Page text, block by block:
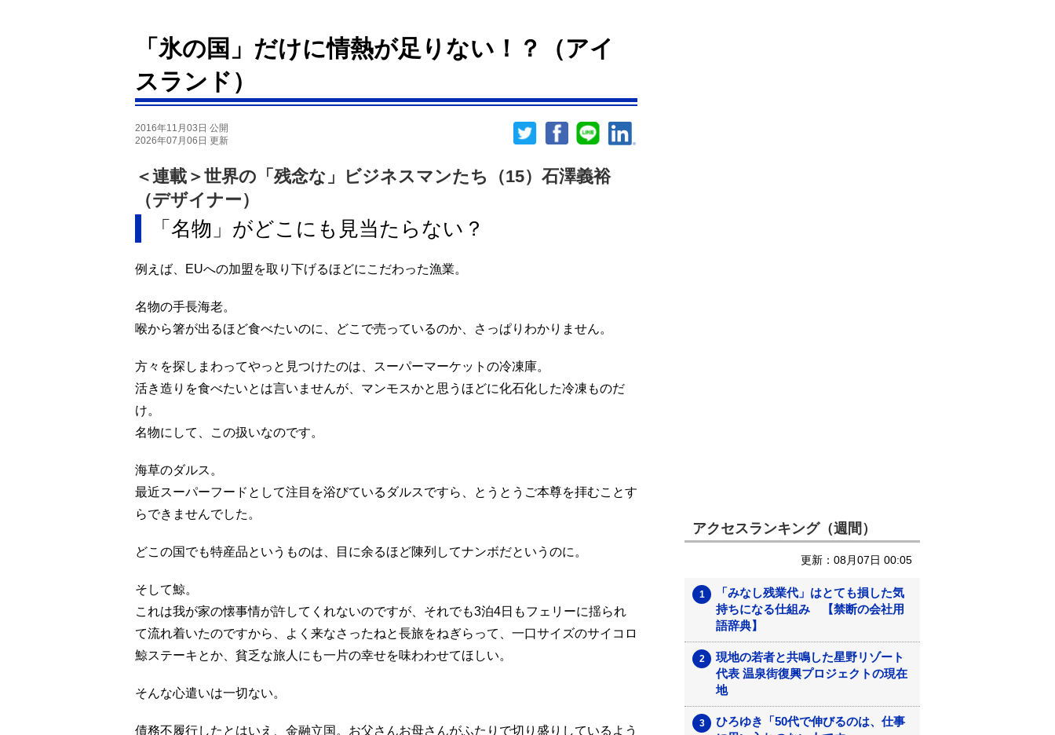
「氷の国」だけに情熱が足りない！？（アイ
スランド）
2016年11月03日 公開
2026年07月06日 更新
＜連載＞世界の「残念な」ビジネスマンたち（15）石澤義裕
（デザイナー）
「名物」がどこにも見当たらない？
例えば、EUへの加盟を取り下げるほどにこだわった漁業。
名物の手長海老。
喉から箸が出るほど食べたいのに、どこで売っているのか、さっぱりわかりません。
方々を探しまわってやっと見つけたのは、スーパーマーケットの冷凍庫。
活き造りを食べたいとは言いませんが、マンモスかと思うほどに化石化した冷凍ものだ
け。
名物にして、この扱いなのです。
海草のダルス。
最近スーパーフードとして注目を浴びているダルスですら、とうとうご本尊を拝むことす
らできませんでした。
どこの国でも特産品というものは、目に余るほど陳列してナンボだというのに。
そして鯨。
これは我が家の懐事情が許してくれないのですが、それでも3泊4日もフェリーに揺られ
て流れ着いたのですから、よく来なさったねと長旅をねぎらって、一口サイズのサイコロ
鯨ステーキとか、貧乏な旅人にも一片の幸せを味わわせてほしい。
そんな心遣いは一切ない。
債務不履行したとはいえ、金融立国。お父さんお母さんがふたりで切り盛りしているよう
アクセスランキング（週間）
更新：08月07日 00:05
「みなし残業代」はとても損した気
持ちになる仕組み 【禁断の会社用
語辞典】
現地の若者と共鳴した星野リゾート
代表 温泉街復興プロジェクトの現在
地
ひろゆき「50代で伸びるのは、仕事